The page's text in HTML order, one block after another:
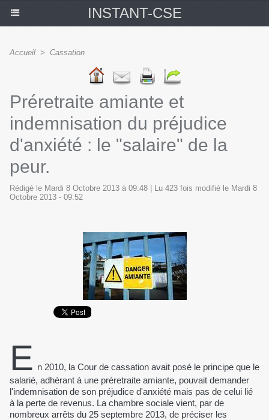
INSTANT-CSE
Accueil > Cassation
Préretraite amiante et
indemnisation du préjudice
d'anxiété : le "salaire" de la
peur.
Rédigé le Mardi 8 Octobre 2013 à 09:48 | Lu 423 fois modifié le Mardi 8
Octobre 2013 - 09:52
E n 2010, la Cour de cassation avait posé le principe que le
salarié, adhérant à une préretraite amiante, pouvait demander
l'indemnisation de son préjudice d'anxiété mais pas de celui lié
à la perte de revenus. La chambre sociale vient, par de
nombreux arrêts du 25 septembre 2013, de préciser les